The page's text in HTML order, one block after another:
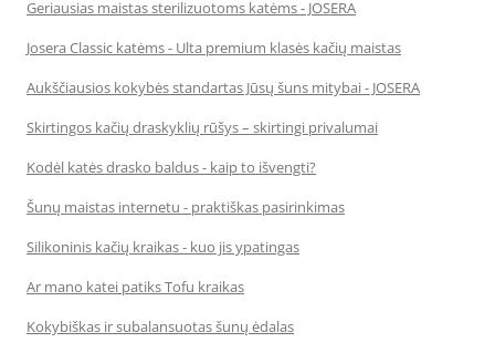
Geriausias maistas sterilizuotoms katėms - JOSERA
Josera Classic katėms - Ulta premium klasės kačių maistas
Aukščiausios kokybės standartas Jūsų šuns mitybai - JOSERA
Skirtingos kačių draskyklių rūšys – skirtingi privalumai
Kodėl katės drasko baldus - kaip to išvengti?
Šunų maistas internetu - praktiškas pasirinkimas
Silikoninis kačių kraikas - kuo jis ypatingas
Ar mano katei patiks Tofu kraikas
Kokybiškas ir subalansuotas šunų ėdalas